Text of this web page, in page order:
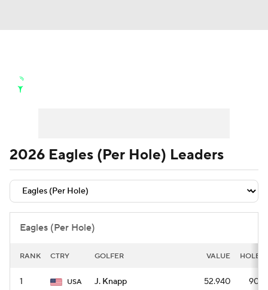
Golf Shop
2026 Eagles (Per Hole) Leaders
Eagles (Per Hole)
RANK CTRY GOLFER VALUE HOLES
1 USA J. Knapp 52.940 900